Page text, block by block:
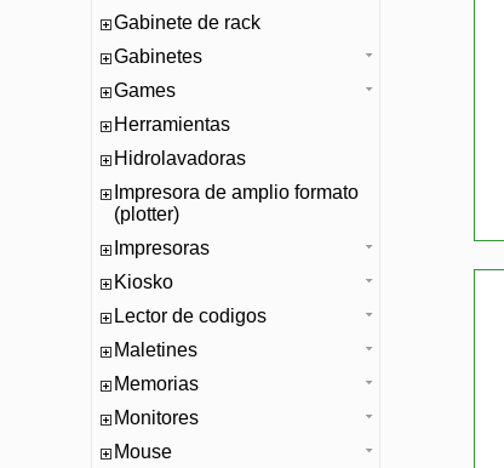
Gabinete de rack
Gabinetes
Games
Herramientas
Hidrolavadoras
Impresora de amplio formato
(plotter)
Impresoras
Kiosko
Lector de codigos
Maletines
Memorias
Monitores
Mouse